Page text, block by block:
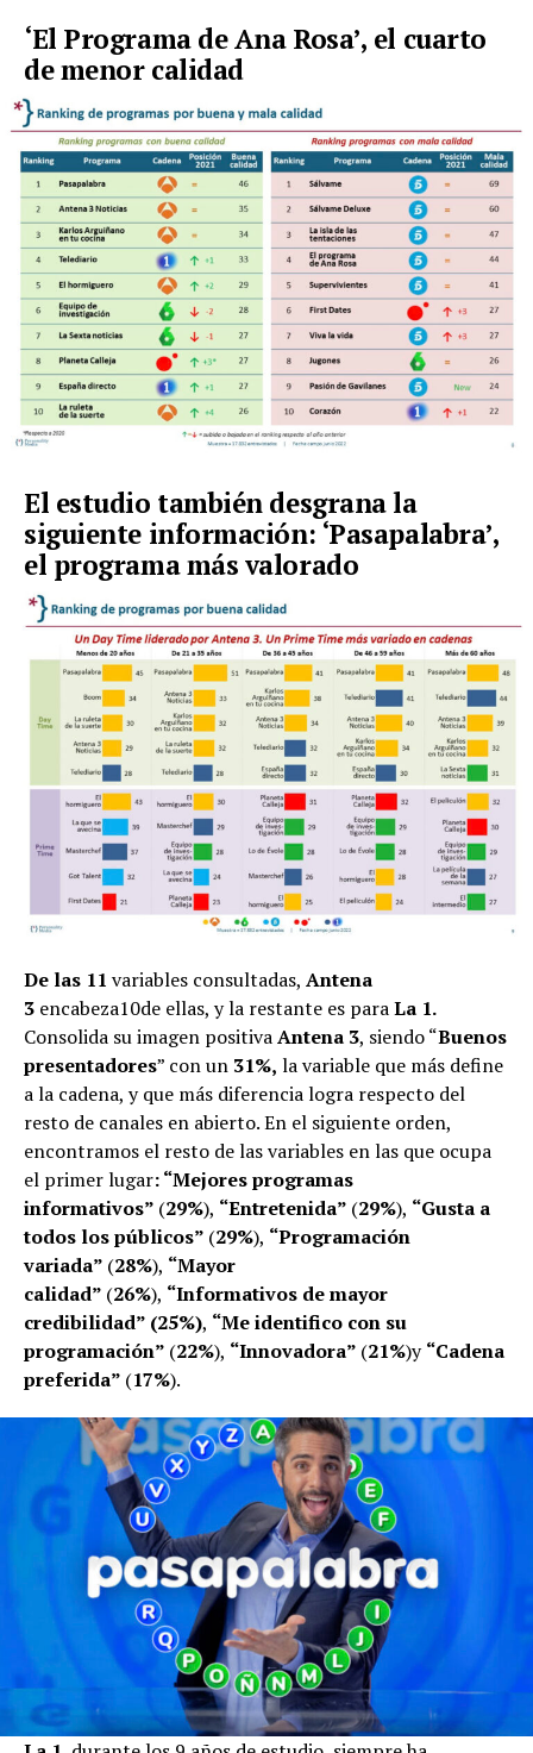
‘El Programa de Ana Rosa’, el cuarto
de menor calidad
El estudio también desgrana la
siguiente información: ‘Pasapalabra’,
el programa más valorado
De las 11 variables consultadas, Antena
3 encabeza10de ellas, y la restante es paraLa 1.
Consolida su imagen positivaAntena 3, siendo “Buenos
presentadores” con un 31%, la variable que más define
a la cadena, y que más diferencia logra respecto del
resto de canales en abierto. En el siguiente orden,
encontramos el resto de las variables en las que ocupa
el primer lugar: “Mejores programas
informativos” (29%), “Entretenida” (29%), “Gusta a
todos los públicos” (29%), “Programación
variada” (28%), “Mayor
calidad” (26%), “Informativos de mayor
credibilidad” (25%), “Me identifico con su
programación” (22%), “Innovadora” (21%)y“Cadena
preferida” (17%).